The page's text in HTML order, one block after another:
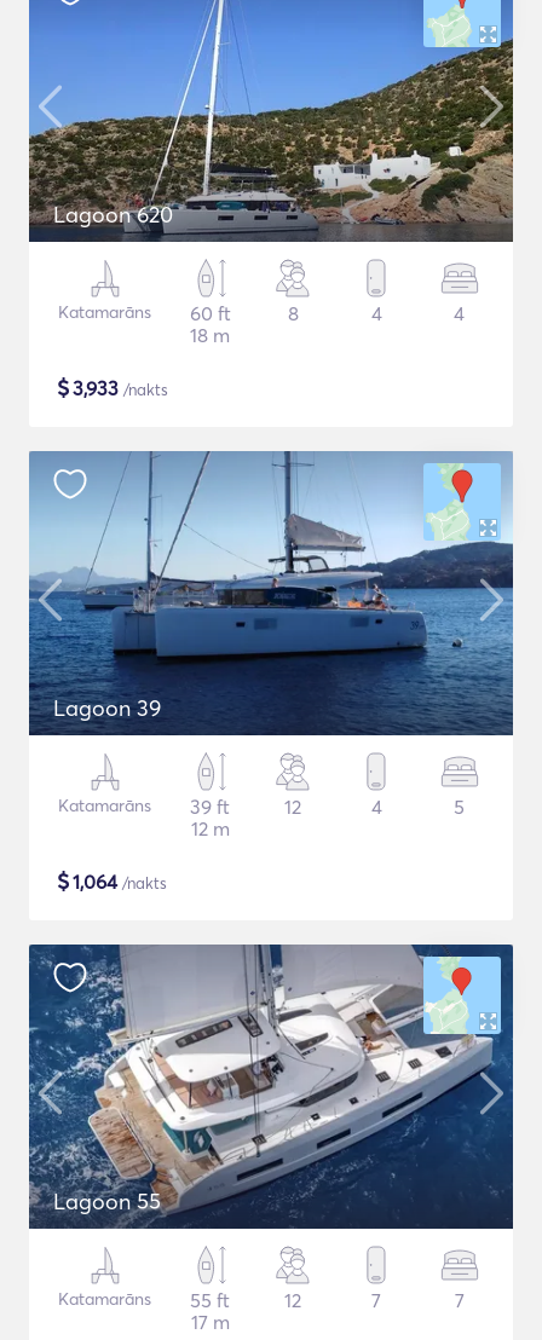
Lagoon 620
Katamarāns
60 ft
18 m
8 4 4
$3,933 /nakts
Lagoon 39
Katamarāns
39 ft
12 m
12 4 5
$1,064/nakts
Lagoon 55
Katamarāns
55 ft
17 m
12 7 7